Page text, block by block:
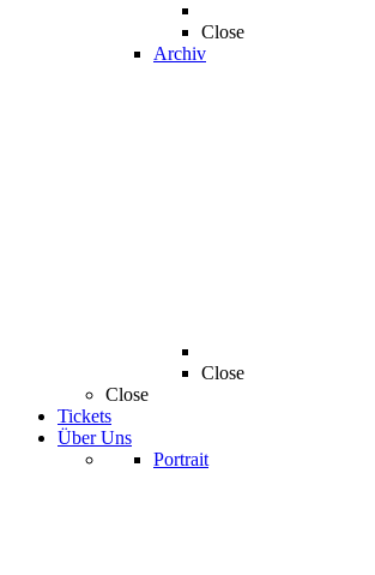
Close
Archiv
Close
Close
Tickets
Über Uns
Portrait